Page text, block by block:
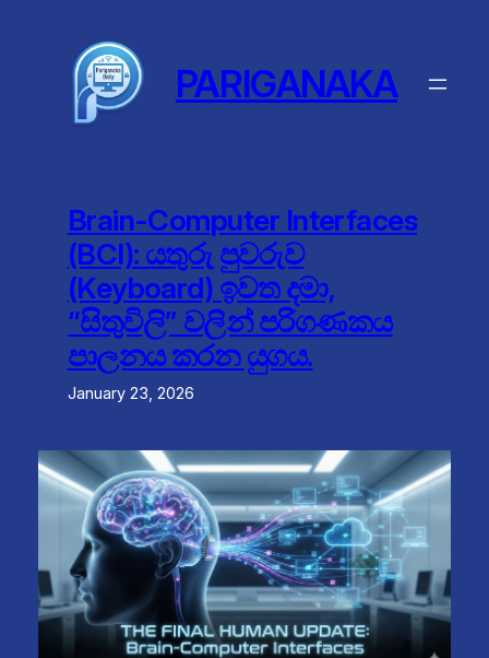
PARIGANAKA
Brain-Computer Interfaces
(BCI): යතුරු පුවරුව
(Keyboard) ඉවත දමා,
“සිතුවිලි” වලින් පරිගණකය
පාලනය කරන යුගය.
January 23, 2026